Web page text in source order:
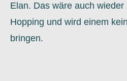
Elan. Das wäre auch wieder
Hopping und wird einem
bringen.